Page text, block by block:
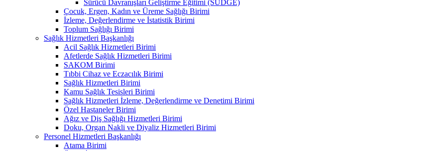
Sürücü Davranışları Geliştirme Eğitimi (SÜDGE)
Çocuk, Ergen, Kadın ve Üreme Sağlığı Birimi
İzleme, Değerlendirme ve İstatistik Birimi
Toplum Sağlığı Birimi
Sağlık Hizmetleri Başkanlığı
Acil Sağlık Hizmetleri Birimi
Afetlerde Sağlık Hizmetleri Birimi
SAKOM Birimi
Tıbbi Cihaz ve Eczacılık Birimi
Sağlık Hizmetleri Birimi
Kamu Sağlık Tesisleri Birimi
Sağlık Hizmetleri İzleme, Değerlendirme ve Denetimi Birimi
Özel Hastaneler Birimi
Ağız ve Diş Sağlığı Hizmetleri Birimi
Doku, Organ Nakli ve Diyaliz Hizmetleri Birimi
Personel Hizmetleri Başkanlığı
Atama Birimi